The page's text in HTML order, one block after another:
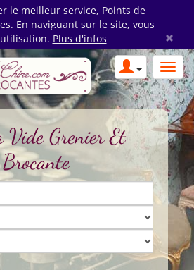
le meilleur service, Points de
En naviguant sur le site, vous
Plus d'infos ×
Vide Grenier Et
Brocante